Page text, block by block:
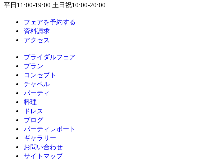
平日11:00-19:00 土日祝10:00-20:00
フェアを予約する
資料請求
アクセス
ブライダルフェア
プラン
コンセプト
チャペル
パーティ
料理
ドレス
ブログ
パーティレポート
ギャラリー
お問い合わせ
サイトマップ